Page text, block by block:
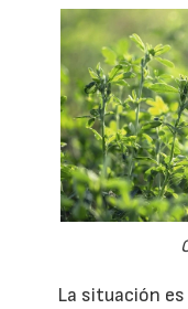
La situación